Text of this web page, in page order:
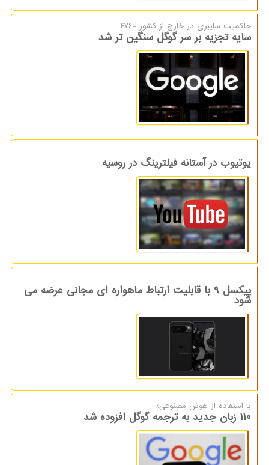
حاكمیت سایبری در خارج از كشور -۴۷۶
سایه تجزیه بر سر گوگل سنگین تر شد
یوتیوب در آستانه فیلترینگ در روسیه
پیکسل ۹ با قابلیت ارتباط ماهواره ای مجانی عرضه می
شود
با استفاده از هوش مصنوعی؛
۱۱۰ زبان جدید به ترجمه گوگل افزوده شد